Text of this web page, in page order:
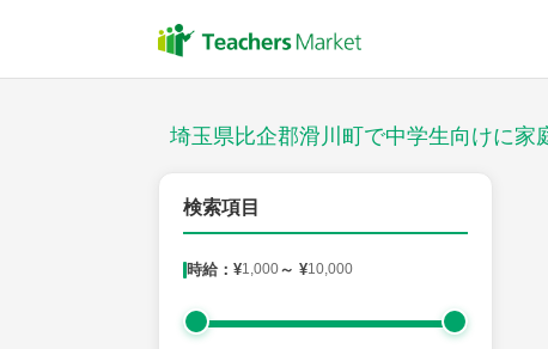
埼玉県比企郡滑川町で中学生向けに家
検索項目
時給：¥1,000～ ¥10,000
授業スタイル